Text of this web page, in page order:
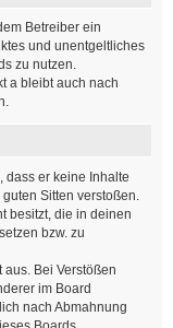
Betreiber ein
und unentgeltliches
zu nutzen.
a bleibt auch nach
dass er keine Inhalte
Sitten verstoßen.
besitzt, die in deinen
bzw. zu
Bei Verstößen
im Board
nach Abmahnung